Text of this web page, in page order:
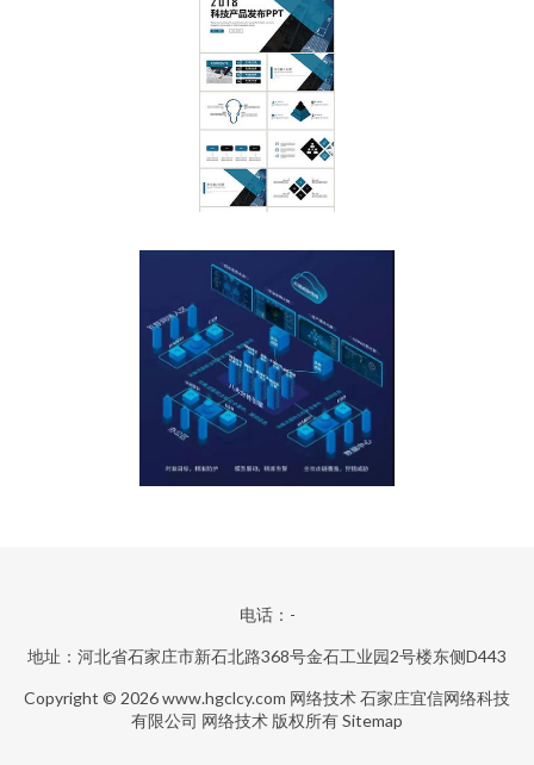
电话：-
地址：河北省石家庄市新石北路368号金石工业园2号楼东侧D443
Copyright © 2026www.hgclcy.com 网络技术石家庄宜信网络科技
有限公司 网络技术 版权所有Sitemap